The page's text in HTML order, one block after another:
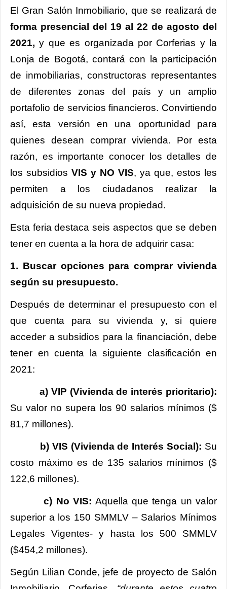
El Gran Salón Inmobiliario, que se realizará de
forma presencial del 19 al 22 de agosto del
2021, y que es organizada por Corferias y la
Lonja de Bogotá, contará con la participación
de inmobiliarias, constructoras representantes
de diferentes zonas del país y un amplio
portafolio de servicios financieros. Convirtiendo
así, esta versión en una oportunidad para
quienes desean comprar vivienda. Por esta
razón, es importante conocer los detalles de
los subsidios VIS y NO VIS, ya que, estos les
permiten a los ciudadanos realizar la
adquisición de su nueva propiedad.
Esta feria destaca seis aspectos que se deben
tener en cuenta a la hora de adquirir casa:
1. Buscar opciones para comprar vivienda
según su presupuesto.
Después de determinar el presupuesto con el
que cuenta para su vivienda y, si quiere
acceder a subsidios para la financiación, debe
tener en cuenta la siguiente clasificación en
2021:
a) VIP (Vivienda de interés prioritario):
Su valor no supera los 90 salarios mínimos ($
81,7 millones).
b) VIS (Vivienda de Interés Social): Su
costo máximo es de 135 salarios mínimos ($
122,6 millones).
c) No VIS: Aquella que tenga un valor
superior a los 150 SMMLV – Salarios Mínimos
Legales Vigentes- y hasta los 500 SMMLV
($454,2 millones).
Según Lilian Conde, jefe de proyecto de Salón